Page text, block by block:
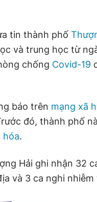
tin thành phố
và trung học từ
chống Covid-19
báo trên mạng xã
đó, thành phố
hóa.
Hải ghi nhận 32
và 3 ca nghi